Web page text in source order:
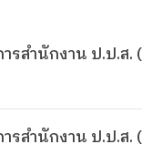
สำนักงาน ป.ป.ส.
สำนักงาน ป.ป.ส.